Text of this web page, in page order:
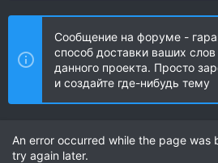
Сообщение на форуме -
способ доставки ваших
данного проекта. Просто
и создайте где-нибудь тему
An error occurred while the page was
try again later.